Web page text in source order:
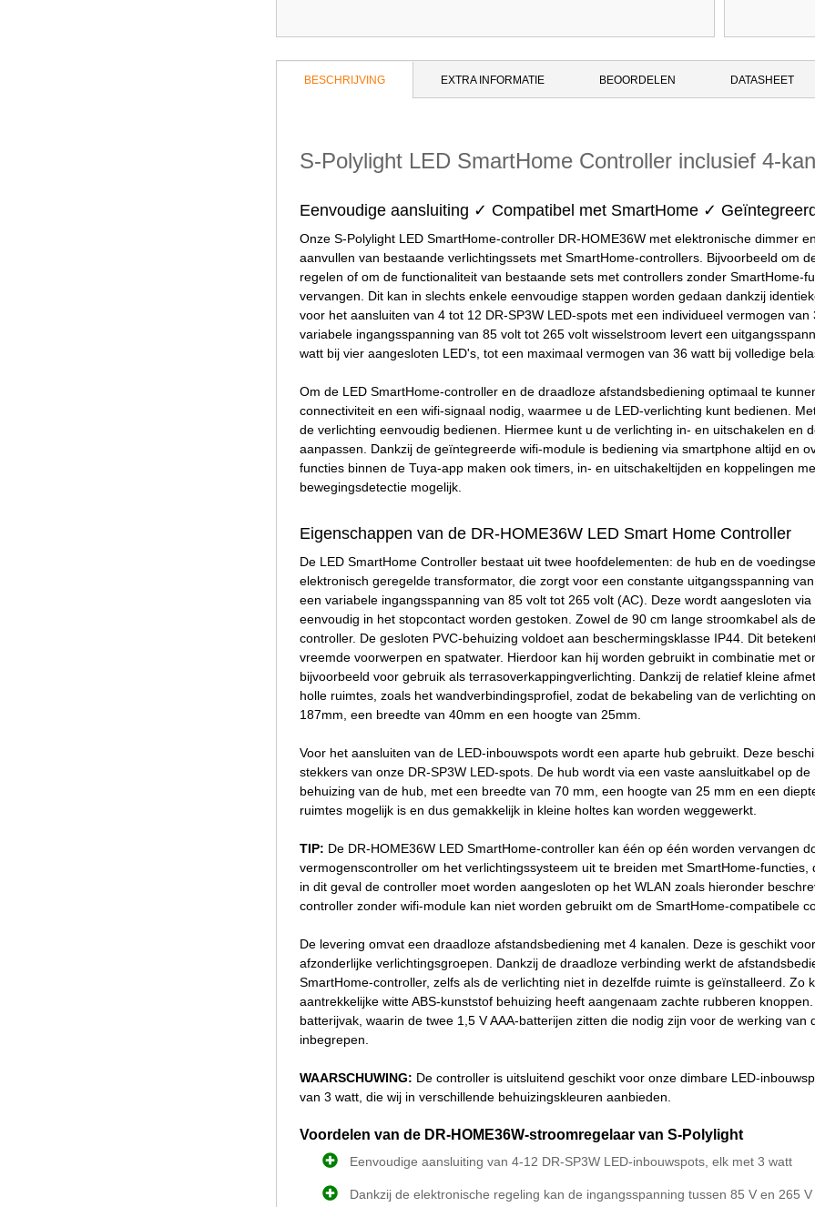
BESCHRIJVING EXTRA INFORMATIE BEOORDELEN DATASHEET
S-Polylight LED SmartHome Controller inclusief 4-
Eenvoudige aansluiting ✓ Compatibel met SmartHome ✓
Onze S-Polylight LED SmartHome-controller DR-HOME36W met elektronische dimmer
aanvullen van bestaande verlichtingssets met SmartHome-controllers. Bijvoorbeeld om
regelen of om de functionaliteit van bestaande sets met controllers zonder SmartHome-
vervangen. Dit kan in slechts enkele eenvoudige stappen worden gedaan dankzij
voor het aansluiten van 4 tot 12 DR-SP3W LED-spots met een individueel vermogen
variabele ingangsspanning van 85 volt tot 265 volt wisselstroom levert een
watt bij vier aangesloten LED's, tot een maximaal vermogen van 36 watt bij volledige
Om de LED SmartHome-controller en de draadloze afstandsbediening optimaal te
connectiviteit en een wifi-signaal nodig, waarmee u de LED-verlichting kunt bedienen.
de verlichting eenvoudig bedienen. Hiermee kunt u de verlichting in- en uitschakelen en
aanpassen. Dankzij de geïntegreerde wifi-module is bediening via smartphone altijd en
functies binnen de Tuya-app maken ook timers, in- en uitschakeltijden en koppelingen
bewegingsdetectie mogelijk.
Eigenschappen van de DR-HOME36W LED Smart Home Controller
De LED SmartHome Controller bestaat uit twee hoofdelementen: de hub en de
elektronisch geregelde transformator, die zorgt voor een constante uitgangsspanning
een variabele ingangsspanning van 85 volt tot 265 volt (AC). Deze wordt aangesloten
eenvoudig in het stopcontact worden gestoken. Zowel de 90 cm lange stroomkabel als
controller. De gesloten PVC-behuizing voldoet aan beschermingsklasse IP44. Dit
vreemde voorwerpen en spatwater. Hierdoor kan hij worden gebruikt in combinatie met
bijvoorbeeld voor gebruik als terrasoverkappingverlichting. Dankzij de relatief kleine
holle ruimtes, zoals het wandverbindingsprofiel, zodat de bekabeling van de verlichting
187mm, een breedte van 40mm en een hoogte van 25mm.
Voor het aansluiten van de LED-inbouwspots wordt een aparte hub gebruikt. Deze
stekkers van onze DR-SP3W LED-spots. De hub wordt via een vaste aansluitkabel op
behuizing van de hub, met een breedte van 70 mm, een hoogte van 25 mm en een
ruimtes mogelijk is en dus gemakkelijk in kleine holtes kan worden weggewerkt.
TIP: De DR-HOME36W LED SmartHome-controller kan één op één worden vervangen
vermogenscontroller om het verlichtingssysteem uit te breiden met SmartHome-
in dit geval de controller moet worden aangesloten op het WLAN zoals hieronder
controller zonder wifi-module kan niet worden gebruikt om de SmartHome-compatibele
De levering omvat een draadloze afstandsbediening met 4 kanalen. Deze is geschikt
afzonderlijke verlichtingsgroepen. Dankzij de draadloze verbinding werkt de
SmartHome-controller, zelfs als de verlichting niet in dezelfde ruimte is geïnstalleerd.
aantrekkelijke witte ABS-kunststof behuizing heeft aangenaam zachte rubberen
batterijvak, waarin de twee 1,5 V AAA-batterijen zitten die nodig zijn voor de werking
inbegrepen.
WAARSCHUWING: De controller is uitsluitend geschikt voor onze dimbare LED-
van 3 watt, die wij in verschillende behuizingskleuren aanbieden.
Voordelen van de DR-HOME36W-stroomregelaar van S-Polylight
Eenvoudige aansluiting van 4-12 DR-SP3W LED-inbouwspots, elk met 3 watt
Dankzij de elektronische regeling kan de ingangsspanning tussen 85 V en 265 V